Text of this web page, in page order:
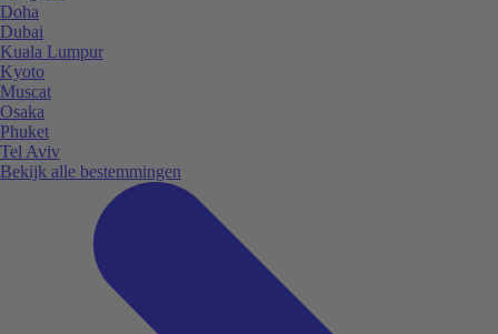
Doha
Dubai
Kuala Lumpur
Kyoto
Muscat
Osaka
Phuket
Tel Aviv
Bekijk alle bestemmingen